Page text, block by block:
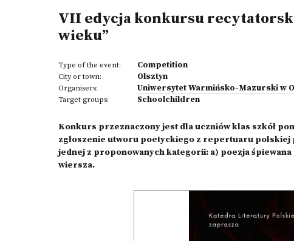
VII edycja konkursu
wieku”
Type of the event: Competition
City or town: Olsztyn
Organisers: Uniwersytet Warmińsko-Mazurski w
Target groups: Schoolchildren
Konkurs przeznaczony jest dla uczniów klas szkół
zgłoszenie utworu poetyckiego z repertuaru polskiej
jednej z proponowanych kategorii: a) poezja
wiersza.